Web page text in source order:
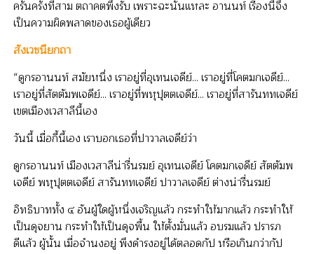
ครั้นครั้งที่สาม ตถาคตพึงรับ เพราะฉะนั้นแหละ อานนท์ เรื่องนี้จึง
เป็นความผิดพลาดของเธอผู้เดียว
สังเวชนียกถา
“ดูกรอานนท์ สมัยหนึ่ง เราอยู่ที่อุเทนเจดีย์... เราอยู่ที่โคตมกเจดีย์...
เราอยู่ที่สัตตัมพเจดีย์... เราอยู่ที่พหุปุตตเจดีย์... เราอยู่ที่สารันททเจดีย์
เขตเมืองเวสาลีนี้เอง
วันนี้ เมื่อกี้นี้เอง เราบอกเธอที่ปาวาลเจดีย์ว่า
ดูกรอานนท์ เมืองเวสาลีน่ารื่นรมย์ อุเทนเจดีย์ โคตมกเจดีย์ สัตตัมพ
เจดีย์ พหุปุตตเจดีย์ สารันททเจดีย์ ปาวาลเจดีย์ ต่างน่ารื่นรมย์
อิทธิบาททั้ง ๔ อันผู้ใดผู้หนึ่งเจริญแล้ว กระทำให้มากแล้ว กระทำให้
เป็นดุจยาน กระทำให้เป็นดุจพื้น ให้ตั้งมั่นแล้ว อบรมแล้ว ปรารภ
ดีแล้ว ผู้นั้น เมื่อจำนงอยู่ พึงดำรงอยู่ได้ตลอดกัป หรือเกินกว่ากัป